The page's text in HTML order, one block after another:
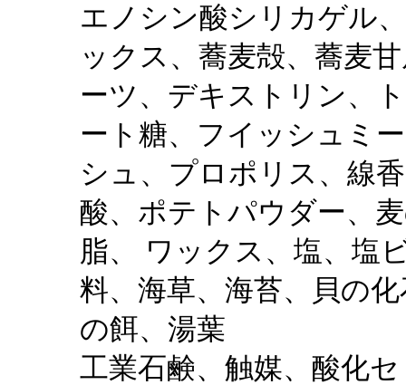
エノシン酸シリカゲル
ックス、蕎麦殻、蕎麦
ーツ、デキストリン、
ート糖、フイッシュミ
シュ、プロポリス、線
酸、ポテトパウダー、
脂、 ワックス、塩、塩
料、海草、海苔、貝の
の餌、湯葉
工業石鹸、触媒、酸化